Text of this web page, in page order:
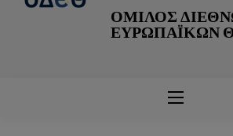
ΟΜΙΛΟΣ
ΕΥΡΩΠΑΪΚΩΝ